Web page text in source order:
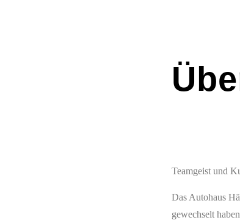
Teamgeist und
Das Autohaus
gewechselt